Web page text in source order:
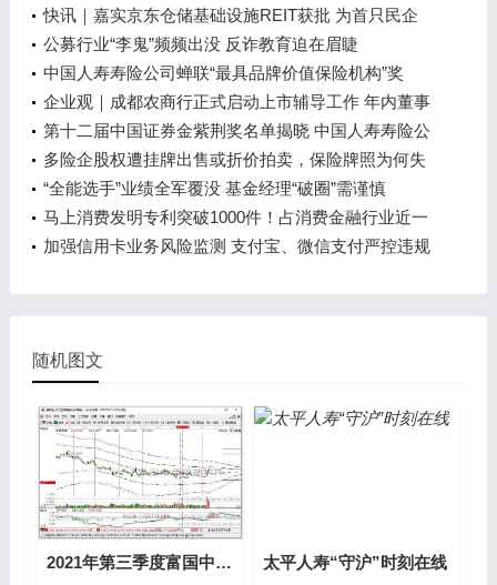
快讯｜嘉实京东仓储基础设施REIT获批 为首只民企
仓储物流公募REIT
公募行业“李鬼”频频出没 反诈教育迫在眉睫
中国人寿寿险公司蝉联“最具品牌价值保险机构”奖
企业观｜成都农商行正式启动上市辅导工作 年内董事
长、行长均已换新
第十二届中国证券金紫荆奖名单揭晓 中国人寿寿险公
司斩获两项重磅奖项
多险企股权遭挂牌出售或折价拍卖，保险牌照为何失
去资本“宠幸”
“全能选手”业绩全军覆没 基金经理“破圈”需谨慎
马上消费发明专利突破1000件！占消费金融行业近一
半
加强信用卡业务风险监测 支付宝、微信支付严控违规
随机图文
2021年第三季度富国中证娱乐主题指数增强型(LOF)基金如何持仓股票？基金有哪些投资组合？ 太平人寿“守沪”时刻在线